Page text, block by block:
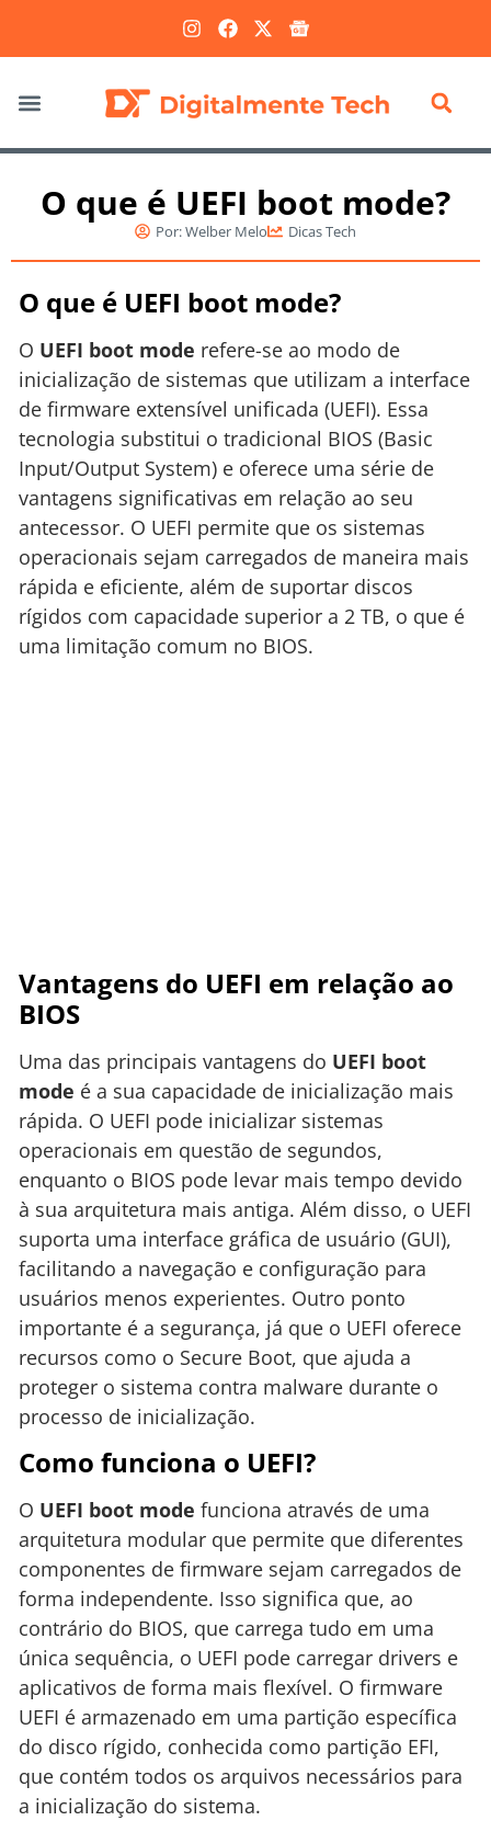
O que é UEFI boot mode?
Por:Welber Melo Dicas Tech
O que é UEFI boot mode?
O UEFI boot mode refere-se ao modo de
inicialização de sistemas que utilizam a interface
de firmware extensível unificada (UEFI). Essa
tecnologia substitui o tradicional BIOS (Basic
Input/Output System) e oferece uma série de
vantagens significativas em relação ao seu
antecessor. O UEFI permite que os sistemas
operacionais sejam carregados de maneira mais
rápida e eficiente, além de suportar discos
rígidos com capacidade superior a 2 TB, o que é
uma limitação comum no BIOS.
Vantagens do UEFI em relação ao
BIOS
Uma das principais vantagens do UEFI boot
mode é a sua capacidade de inicialização mais
rápida. O UEFI pode inicializar sistemas
operacionais em questão de segundos,
enquanto o BIOS pode levar mais tempo devido
à sua arquitetura mais antiga. Além disso, o UEFI
suporta uma interface gráfica de usuário (GUI),
facilitando a navegação e configuração para
usuários menos experientes. Outro ponto
importante é a segurança, já que o UEFI oferece
recursos como o Secure Boot, que ajuda a
proteger o sistema contra malware durante o
processo de inicialização.
Como funciona o UEFI?
O UEFI boot mode funciona através de uma
arquitetura modular que permite que diferentes
componentes de firmware sejam carregados de
forma independente. Isso significa que, ao
contrário do BIOS, que carrega tudo em uma
única sequência, o UEFI pode carregar drivers e
aplicativos de forma mais flexível. O firmware
UEFI é armazenado em uma partição específica
do disco rígido, conhecida como partição EFI,
que contém todos os arquivos necessários para
a inicialização do sistema.